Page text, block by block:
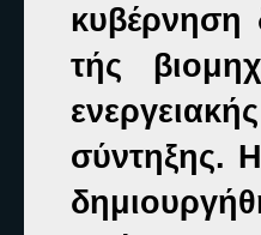
κυβέρνηση
τής
σύντηξης.